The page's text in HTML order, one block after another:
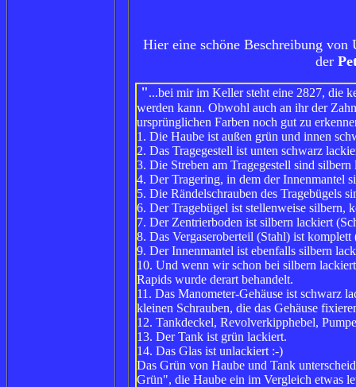
Hier eine schöne Beschreibung
der
"...bei mir im Keller steht eine 2827, die
werden kann. Obwohl auch an ihr der
ursprünglichen Farben noch gut zu
1. Die Haube ist außen grün und innen
2. Das Tragegestell ist unten schwarz
3. Die Streben am Tragegestell sind silbern
4. Der Tragering, in dem der Innenmantel
5. Die Rändelschrauben des Tragebügels
6. Der Tragebügel ist stellenweise silbern,
7. Der Zentrierboden ist silbern lackiert
8. Das Vergaseroberteil (Stahl) ist
9. Der Innenmantel ist ebenfalls silbern
10. Und wenn wir schon bei silbern
Rapids wurde derart behandelt.
11. Das Manometer-Gehäuse ist schwarz
kleinen Schrauben, die das Gehäuse
12. Tankdeckel, Revolverkipphebel,
13. Der Tank ist grün lackiert.
14. Das Glas ist unlackiert :-)
Das Grün von Haube und Tank
Grün", die Haube ein im Vergleich etwas